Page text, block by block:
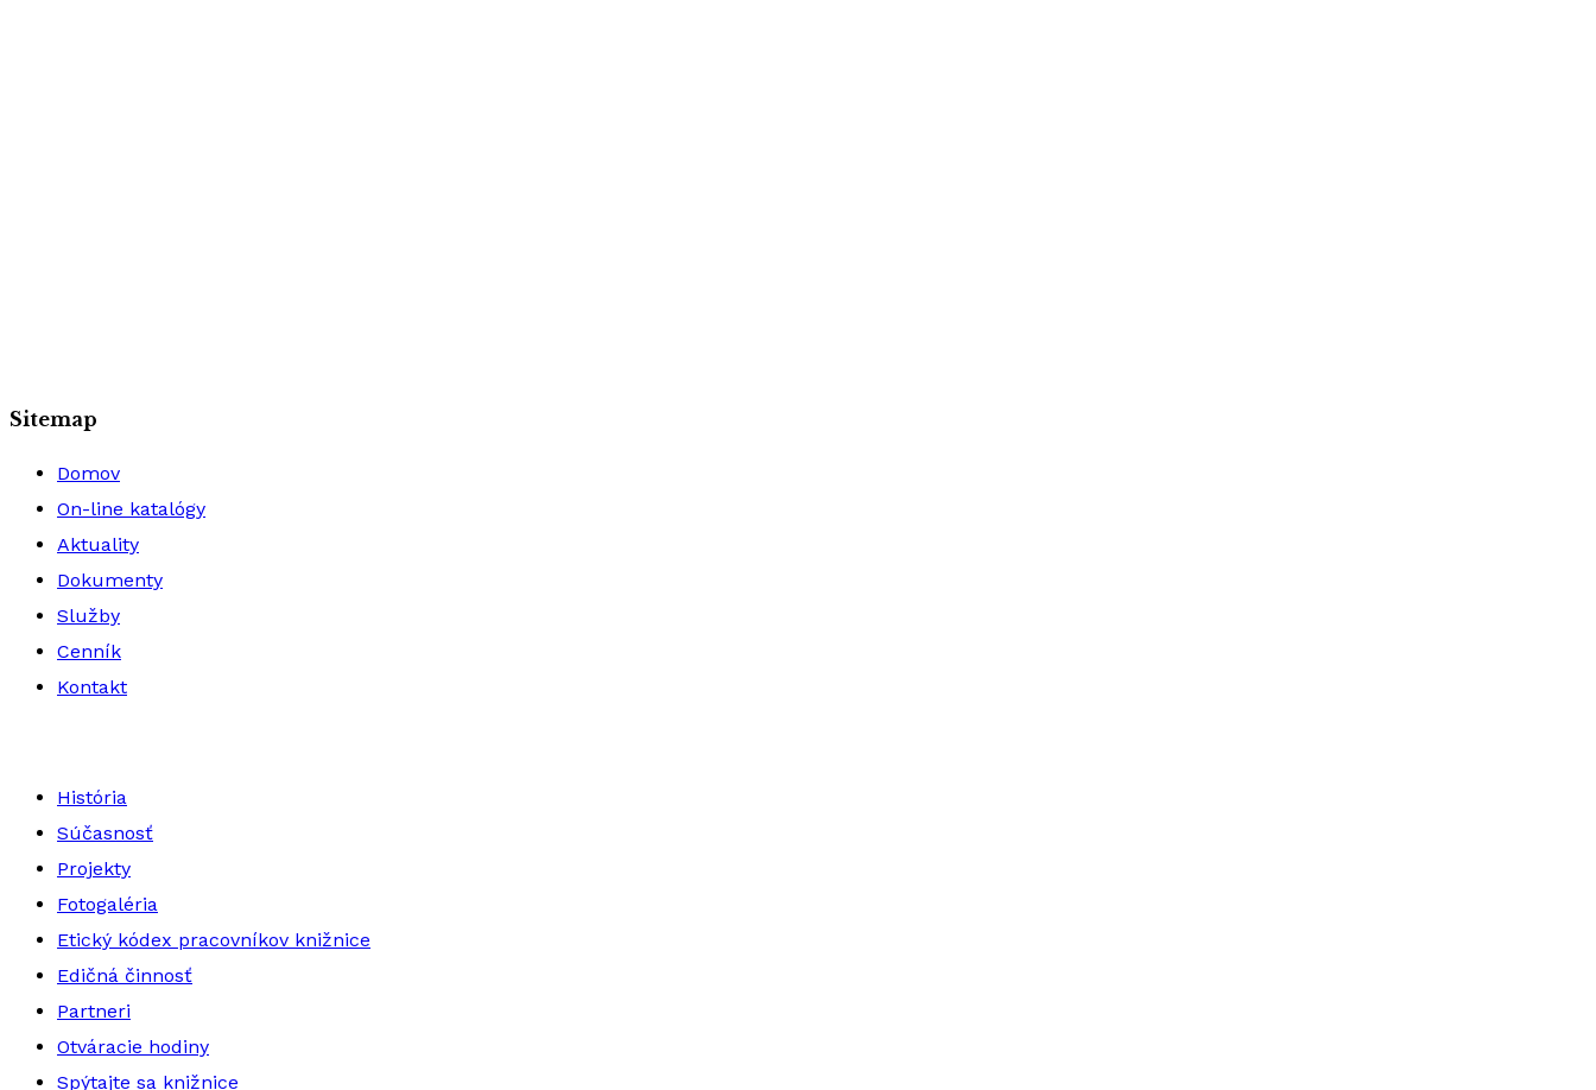
Sitemap
Domov
On-line katalógy
Aktuality
Dokumenty
Služby
Cenník
Kontakt
História
Súčasnosť
Projekty
Fotogaléria
Etický kódex pracovníkov knižnice
Edičná činnosť
Partneri
Otváracie hodiny
Spýtajte sa knižnice